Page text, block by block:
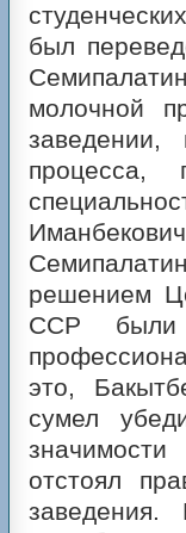
был
молочной
решением
ССР были
это,
сумел
отстоял